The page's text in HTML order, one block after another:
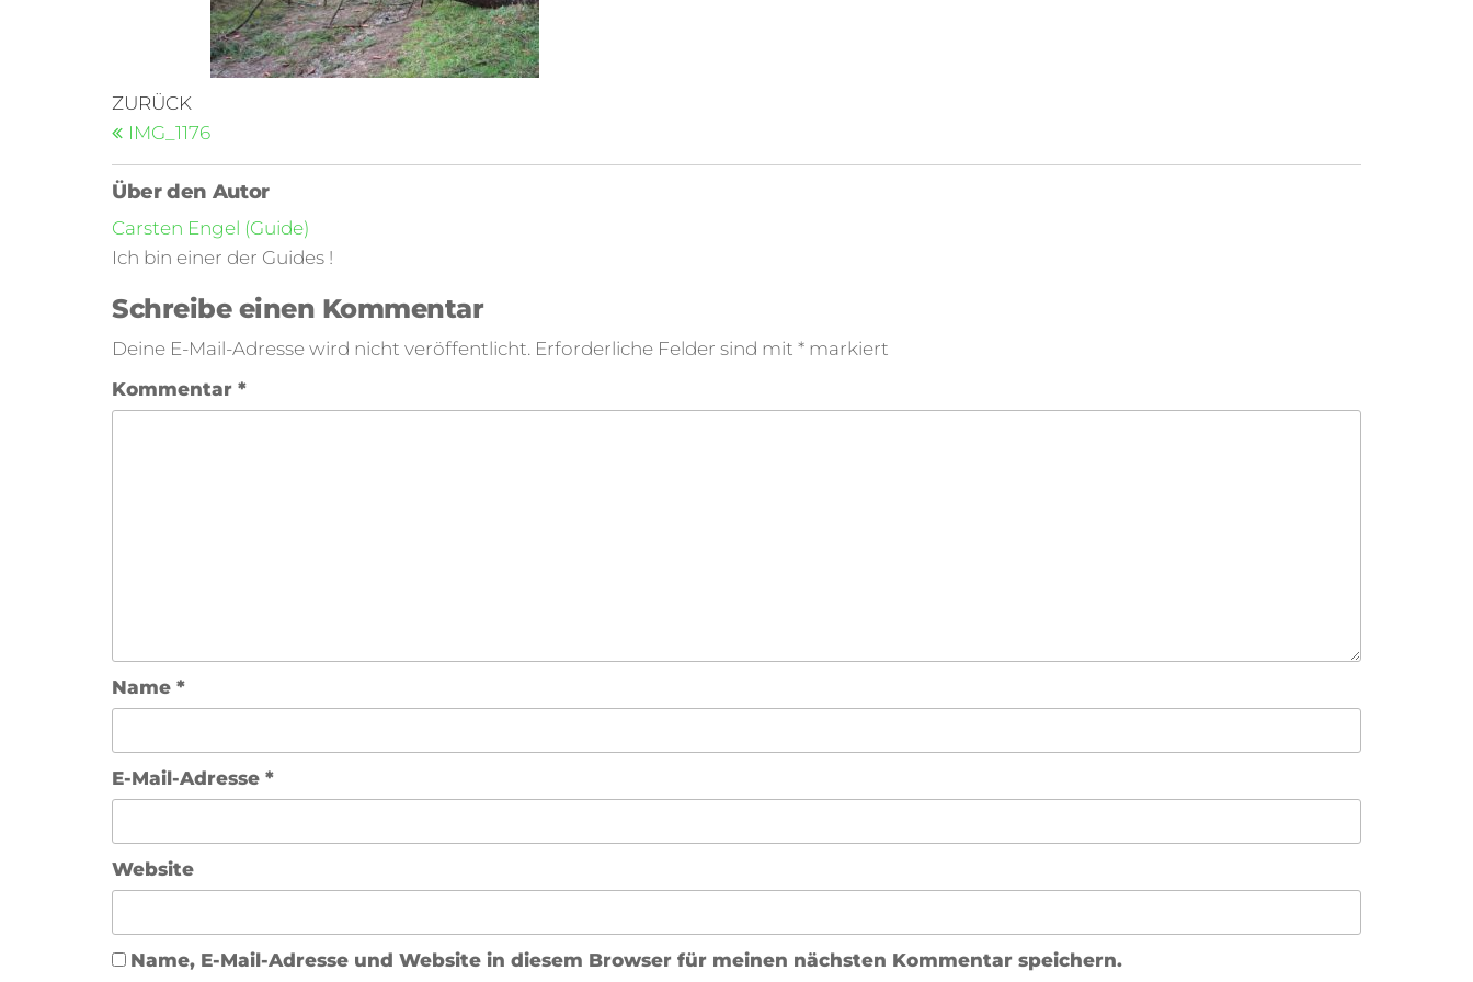
ZURÜCK
IMG_1176
Über den Autor
Carsten Engel (Guide)
Ich bin einer der Guides !
Schreibe einen Kommentar
Deine E-Mail-Adresse wird nicht veröffentlicht. Erforderliche Felder sind mit * markiert
Kommentar *
Name *
E-Mail-Adresse *
Website
Name, E-Mail-Adresse und Website in diesem Browser für meinen nächsten Kommentar speichern.